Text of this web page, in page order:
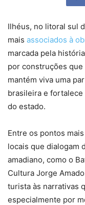
Ilhéus, no litoral sul
mais associados à
marcada pela
por construções
mantém viva uma
brasileira e
do estado.
Entre os pontos
locais que dialogam
amadiano, como o
Cultura Jorge
turista às narrativas
especialmente por